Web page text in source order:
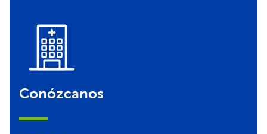
Conózcanos